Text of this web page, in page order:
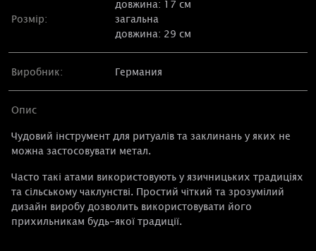
Розмір:
довжина: 17 см
загальна
довжина: 29 см
Виробник: Германия
Опис
Чудовий інструмент для ритуалів та заклинань у яких не
можна застосовувати метал.
Часто такі атами використовують у язичницьких традиціях
та сільському чаклунстві. Простий чіткий та зрозумілий
дизайн виробу дозволить використовувати його
прихильникам будь-якої традиції.